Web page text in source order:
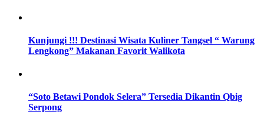
Kunjungi !!! Destinasi Wisata Kuliner Tangsel “ Warung
Lengkong” Makanan Favorit Walikota
“Soto Betawi Pondok Selera” Tersedia Dikantin Qbig
Serpong